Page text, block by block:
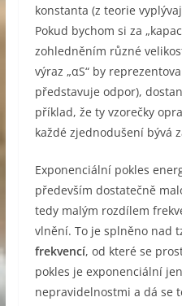
konstanta (z teorie
Pokud bychom si za
zohledněním různé
výraz „αS“ by
představuje odpor),
příklad, že ty vzorečky
každé zjednodušení bývá
Exponenciální pokles
především dostatečně
tedy malým rozdílem
vlnění. To je splněno nad
frekvencí, od které se
pokles je exponenciální
nepravidelnostmi a dá se